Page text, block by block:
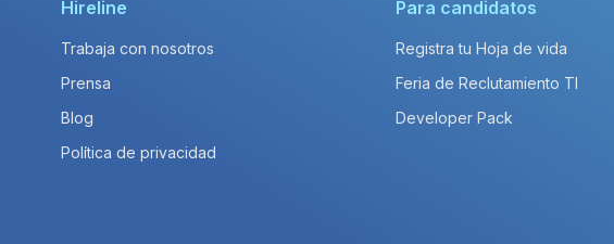
Hireline
Trabaja con nosotros
Prensa
Blog
Política de privacidad
Para candidatos
Registra tu Hoja de vida
Feria de Reclutamiento TI
Developer Pack